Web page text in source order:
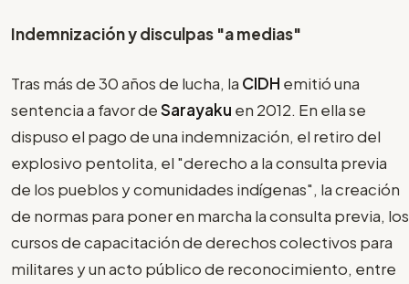
Indemnización y disculpas "a medias"
Tras más de 30 años de lucha, la CIDH emitió una
sentencia a favor deSarayaku en 2012. En ella se
dispuso el pago de una indemnización, el retiro del
explosivo pentolita, el "derecho a la consulta previa
de los pueblos y comunidades indígenas", la creación
de normas para poner en marcha la consulta previa, los
cursos de capacitación de derechos colectivos para
militares y un acto público de reconocimiento, entre